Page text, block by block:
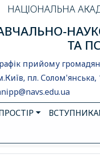
НАЦІОНАЛЬНА
ТА
прийому громадян
пл. Солом'янська,